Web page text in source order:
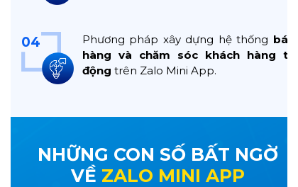
04 Phương pháp xây dựng hệ thống bán
hàng và chăm sóc khách hàng tự
động trên Zalo Mini App.
NHỮNG CON SỐ BẤT NGỜ
VỀ ZALO MINI APP